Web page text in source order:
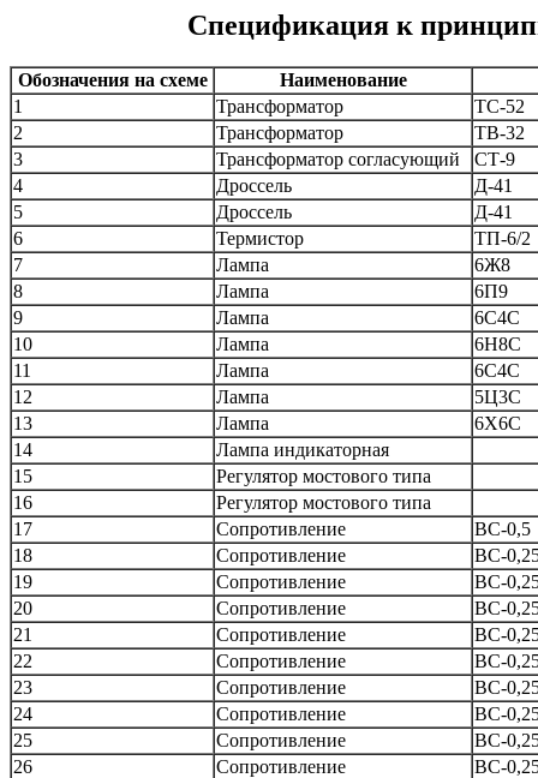
Спецификация к
Обозначения на схеме
Наименование
1
Трансформатор
ТС-52
2
Трансформатор
ТВ-32
3
Трансформатор согласующий
СТ-9
4
Дроссель
Д-41
5
Дроссель
Д-41
6
Термистор
ТП-6/2
7
Лампа
6Ж8
8
Лампа
6П9
9
Лампа
6С4С
10
Лампа
6Н8С
11
Лампа
6С4С
12
Лампа
5Ц3С
13
Лампа
6Х6С
14
Лампа индикаторная
15
Регулятор мостового типа
16
Регулятор мостового типа
17
Сопротивление
ВС-0,5
18
Сопротивление
ВС-
19
Сопротивление
ВС-
20
Сопротивление
ВС-
21
Сопротивление
ВС-
22
Сопротивление
ВС-
23
Сопротивление
ВС-
24
Сопротивление
ВС-
25
Сопротивление
ВС-
26
Сопротивление
ВС-